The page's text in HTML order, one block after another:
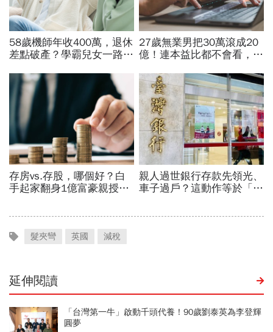
髮夾彎 英國 減稅
延伸閱讀
「台灣第一牛」啟動千頭代養！90歲劉泰英為李登輝
圓夢